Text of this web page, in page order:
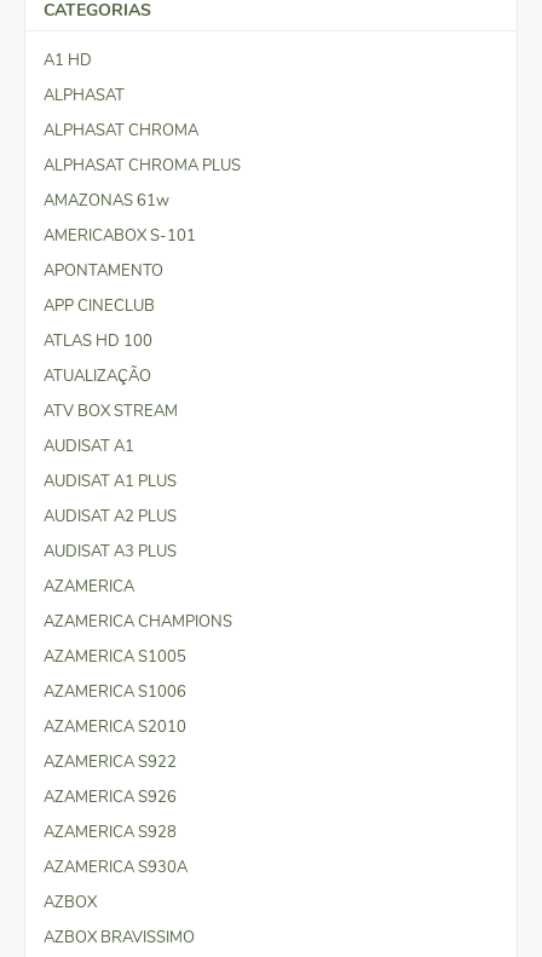
CATEGORIAS
A1 HD
ALPHASAT
ALPHASAT CHROMA
ALPHASAT CHROMA PLUS
AMAZONAS 61w
AMERICABOX S-101
APONTAMENTO
APP CINECLUB
ATLAS HD 100
ATUALIZAÇÃO
ATV BOX STREAM
AUDISAT A1
AUDISAT A1 PLUS
AUDISAT A2 PLUS
AUDISAT A3 PLUS
AZAMERICA
AZAMERICA CHAMPIONS
AZAMERICA S1005
AZAMERICA S1006
AZAMERICA S2010
AZAMERICA S922
AZAMERICA S926
AZAMERICA S928
AZAMERICA S930A
AZBOX
AZBOX BRAVISSIMO